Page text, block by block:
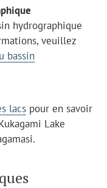
hydrographique
veuillez
bassin
lacs pour en savoir
Lake